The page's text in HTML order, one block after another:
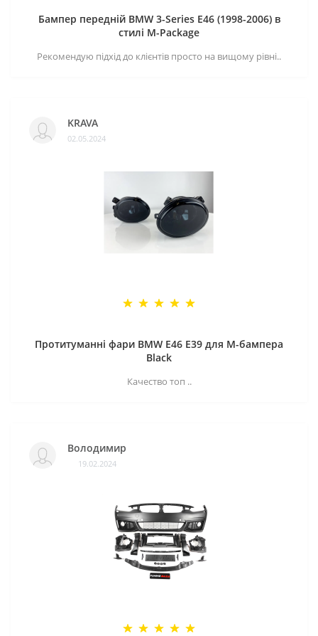
Бампер передній BMW 3-Series E46 (1998-2006) в
стилі M-Package
Рекомендую підхід до клієнтів просто на вищому рівні..
KRAVA
02.05.2024
Протитуманні фари BMW E46 E39 для M-бампера
Black
Качество топ ..
Володимир
19.02.2024